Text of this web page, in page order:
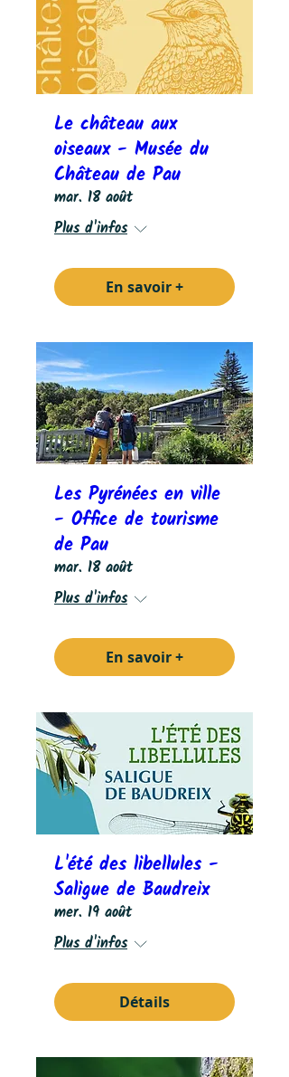
Le château aux
oiseaux - Musée du
Château de Pau
mar. 18 août
Plus d'infos
En savoir +
Les Pyrénées en ville
- Office de tourisme
de Pau
mar. 18 août
Plus d'infos
En savoir +
L'été des libellules -
Saligue de Baudreix
mer. 19 août
Plus d'infos
Détails